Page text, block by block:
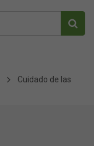
Cuidado de las